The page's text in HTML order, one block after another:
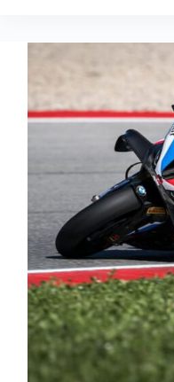
MAGNIFIQUE
EN
SPRINT
AUSTIN